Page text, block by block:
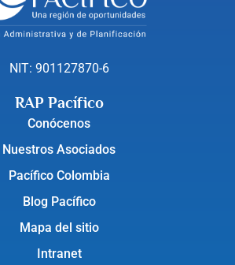
NIT: 901127870-6
RAP Pacífico
Conócenos
Nuestros Asociados
Pacífico Colombia
Blog Pacífico
Mapa del sitio
Intranet